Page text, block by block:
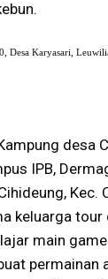
Desa Karyasari,
desa
IPB,
Kec.
keluarga tour
main
permainan